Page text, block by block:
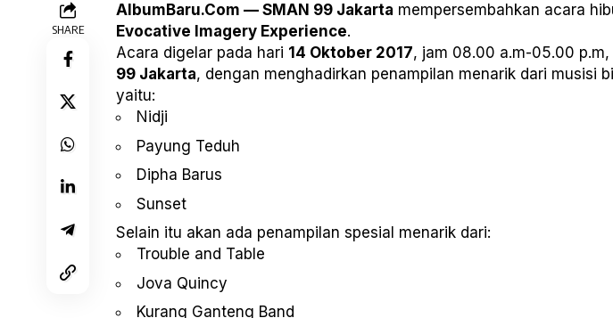
SHARE
AlbumBaru.Com — SMAN 99 Jakarta mempersembahkan acara
Evocative Imagery Experience.
Acara digelar pada hari 14 Oktober 2017, jam 08.00 a.m-05.00
99 Jakarta, dengan menghadirkan penampilan menarik dari musisi
yaitu:
Nidji
Payung Teduh
Dipha Barus
Sunset
Selain itu akan ada penampilan spesial menarik dari:
Trouble and Table
Jova Quincy
Kurang Ganteng Band